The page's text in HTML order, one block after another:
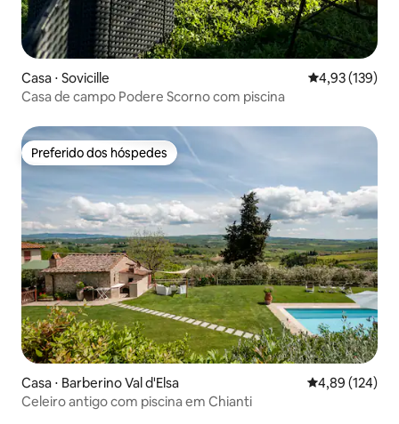
cozinha está equipada com e tipo de
panelas, frigideiras, tigelas, pratos e
talheres. Você está convidado a usá-los.
Netflix grátis disponível
Casa ⋅ Sovicille 4,93 de uma
4,93 (139)
Casa de campo Podere Scorno com piscina
Preferido dos hóspedes
Preferido dos hóspedes
Casa ⋅ Barberino Val d'Elsa 4,89 de uma
4,89 (124)
Celeiro antigo com piscina em Chianti